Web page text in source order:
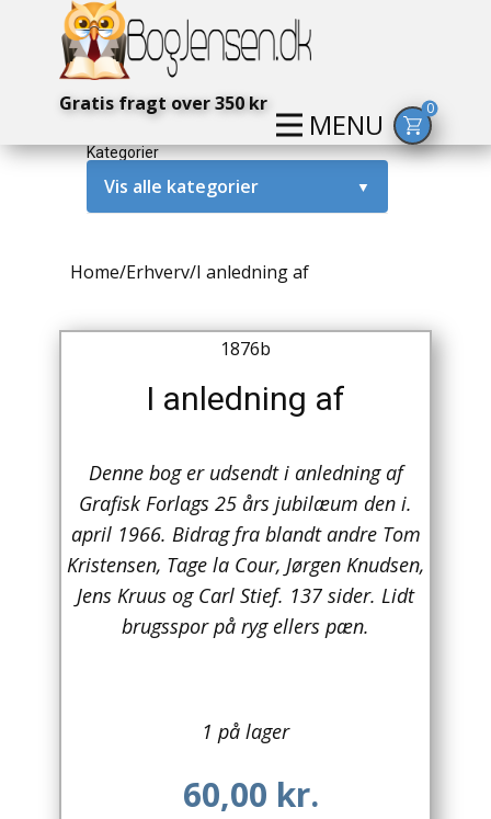
MENU
Gratis fragt over 350 kr 0
Kategorier
Vis alle kategorier ▼
Amerika / USA
Anden Verdenskrig
Antikke / Specielle Bøger
Arkæologi
Arkitektur
Australien
Børnebøger
Home/Erhverv/I anledning af
1876b
I anledning af
Denne bog er udsendt i anledning af
Grafisk Forlags 25 års jubilæum den i.
april 1966. Bidrag fra blandt andre Tom
Kristensen, Tage la Cour, Jørgen Knudsen,
Jens Kruus og Carl Stief. 137 sider. Lidt
brugsspor på ryg ellers pæn.
1 på lager
60,00 kr.